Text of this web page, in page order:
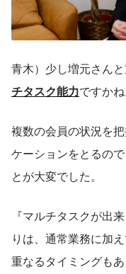
青木）少し増元さん
チタスク能力ですかね
複数の会員の状況を
ケーションをとるの
とが大変でした。
『マルチタスクが出
りは、通常業務に加
重なるタイミングも